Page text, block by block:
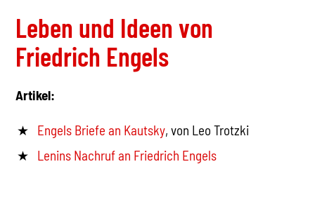
Leben und Ideen von
Friedrich Engels
Artikel:
Engels Briefe an Kautsky, von Leo Trotzki
Lenins Nachruf an Friedrich Engels